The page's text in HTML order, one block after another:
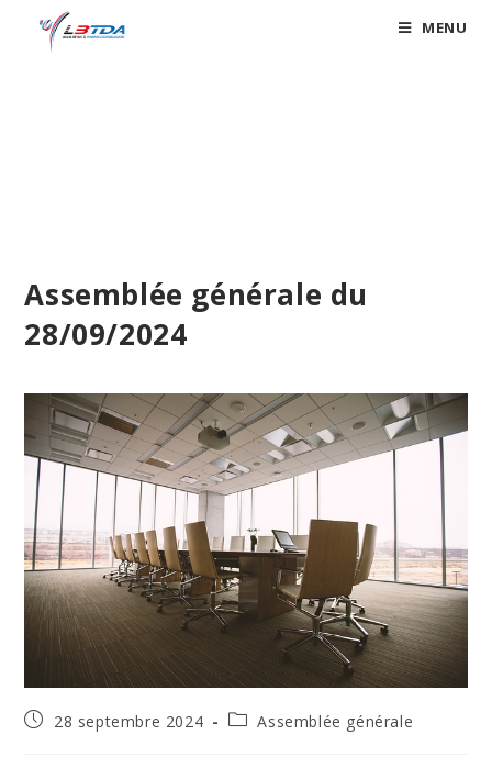
MENU
Assemblée générale du
28/09/2024
Publication
28 septembre 2024
PostAssemblée générale